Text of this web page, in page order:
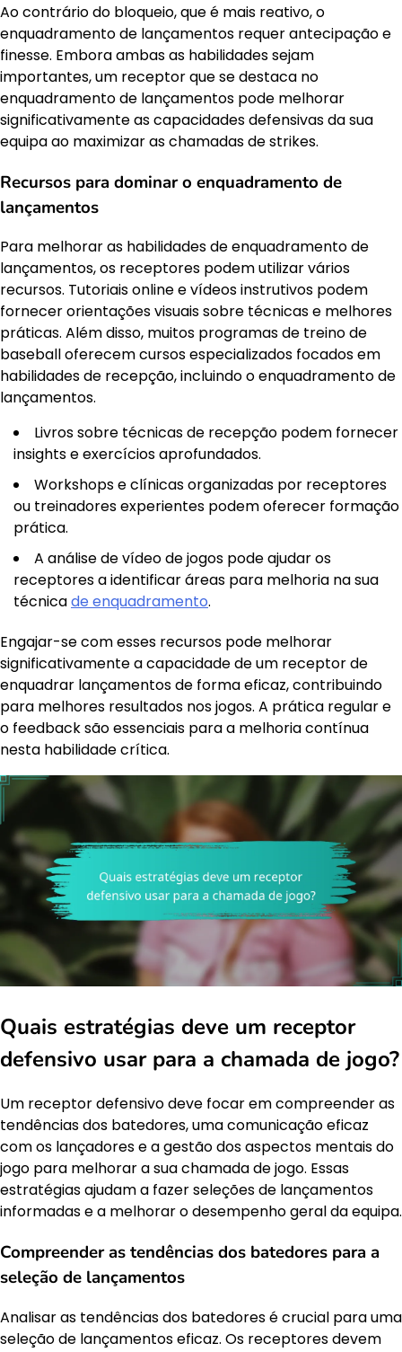
Ao contrário do bloqueio, que é mais reativo, o
enquadramento de lançamentos requer antecipação e
finesse. Embora ambas as habilidades sejam
importantes, um receptor que se destaca no
enquadramento de lançamentos pode melhorar
significativamente as capacidades defensivas da sua
equipa ao maximizar as chamadas de strikes.
Recursos para dominar o enquadramento de
lançamentos
Para melhorar as habilidades de enquadramento de
lançamentos, os receptores podem utilizar vários
recursos. Tutoriais online e vídeos instrutivos podem
fornecer orientações visuais sobre técnicas e melhores
práticas. Além disso, muitos programas de treino de
baseball oferecem cursos especializados focados em
habilidades de recepção, incluindo o enquadramento de
lançamentos.
Livros sobre técnicas de recepção podem fornecer
insights e exercícios aprofundados.
Workshops e clínicas organizadas por receptores
ou treinadores experientes podem oferecer formação
prática.
A análise de vídeo de jogos pode ajudar os
receptores a identificar áreas para melhoria na sua
técnicade enquadramento.
Engajar-se com esses recursos pode melhorar
significativamente a capacidade de um receptor de
enquadrar lançamentos de forma eficaz, contribuindo
para melhores resultados nos jogos. A prática regular e
o feedback são essenciais para a melhoria contínua
nesta habilidade crítica.
Quais estratégias deve um receptor
defensivo usar para a chamada de jogo?
Um receptor defensivo deve focar em compreender as
tendências dos batedores, uma comunicação eficaz
com os lançadores e a gestão dos aspectos mentais do
jogo para melhorar a sua chamada de jogo. Essas
estratégias ajudam a fazer seleções de lançamentos
informadas e a melhorar o desempenho geral da equipa.
Compreender as tendências dos batedores para a
seleção de lançamentos
Analisar as tendências dos batedores é crucial para uma
seleção de lançamentos eficaz. Os receptores devem